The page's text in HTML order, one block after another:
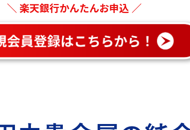
＼ 楽天銀行かんたんお申込 ／